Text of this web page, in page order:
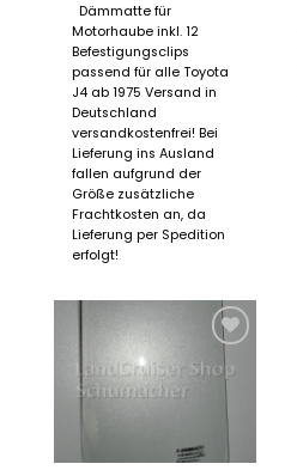
Dämmatte für
Motorhaube inkl. 12
Befestigungsclips
passend für alle Toyota
J4 ab 1975 Versand in
Deutschland
versandkostenfrei! Bei
Lieferung ins Ausland
fallen aufgrund der
Größe zusätzliche
Frachtkosten an, da
Lieferung per Spedition
erfolgt!
Zum
Merkzettel
hinzufügen